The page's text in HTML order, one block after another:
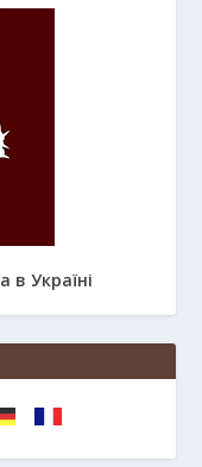
в Україні